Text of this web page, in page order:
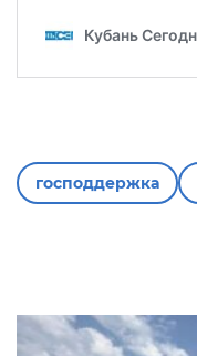
господдержка